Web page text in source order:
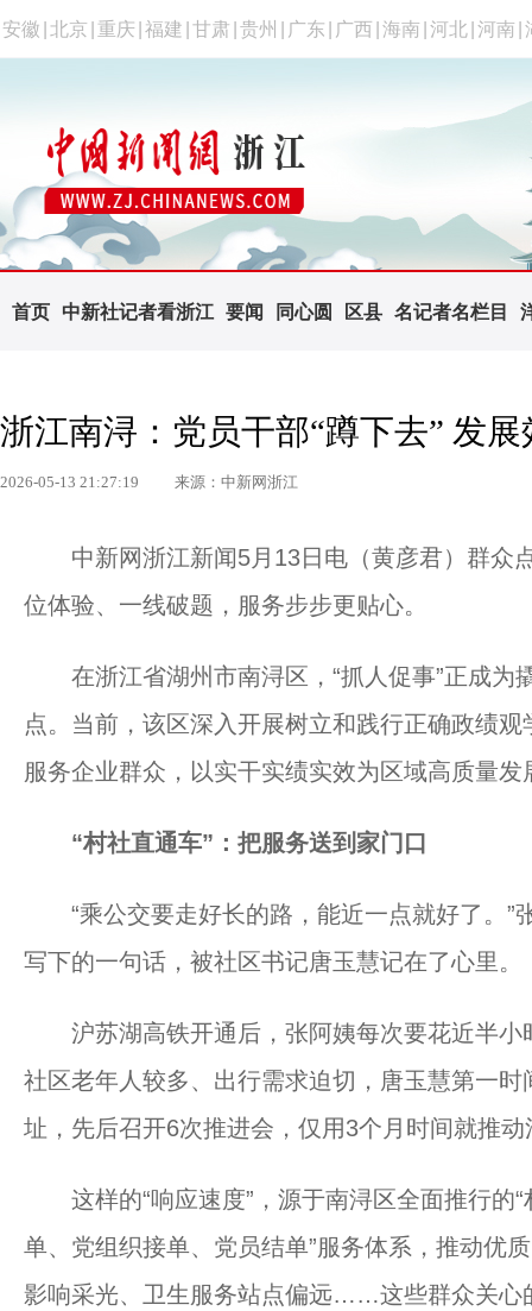
安徽 北京 重庆 福建 甘肃 贵州 广东 广西 海南 河北 河南
首页 中新社记者看浙江 要闻 同心圆 区县 名记者名栏目
浙江南浔：党员干部“蹲下去” 发展
2026-05-13 21:27:19 来源：中新网浙江
中新网浙江新闻5月13日电（黄彦君）群众
位体验、一线破题，服务步步更贴心。
在浙江省湖州市南浔区，“抓人促事”正成为
点。当前，该区深入开展树立和践行正确政绩
服务企业群众，以实干实绩实效为区域高质量发
“村社直通车”：把服务送到家门口
“乘公交要走好长的路，能近一点就好了。”
写下的一句话，被社区书记唐玉慧记在了心里。
沪苏湖高铁开通后，张阿姨每次要花近半小
社区老年人较多、出行需求迫切，唐玉慧第一
址，先后召开6次推进会，仅用3个月时间就推
这样的“响应速度”，源于南浔区全面推行的“
单、党组织接单、党员结单”服务体系，推动优
影响采光、卫生服务站点偏远……这些群众关心